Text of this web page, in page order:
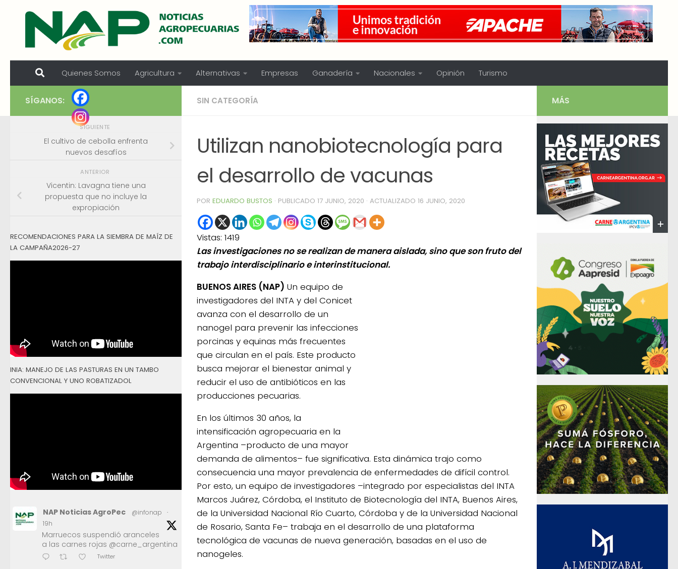
Skip to content
Quienes Somos Agricultura Alternativas Empresas Ganadería Nacionales Opinión Turismo
SIN CATEGORÍA
Utilizan nanobiotecnología para
el desarrollo de vacunas
POR EDUARDO BUSTOS · PUBLICADO 17 JUNIO, 2020 · ACTUALIZADO 16 JUNIO, 2020
Vistas: 1419
Las investigaciones no se realizan de manera aislada, sino que son fruto del
trabajo interdisciplinario e interinstitucional.
BUENOS AIRES (NAP) Un equipo de
investigadores del INTA y del Conicet
avanza con el desarrollo de un
nanogel para prevenir las infecciones
porcinas y equinas más frecuentes
que circulan en el país. Este producto
busca mejorar el bienestar animal y
reducir el uso de antibióticos en las
producciones pecuarias.
En los últimos 30 años, la
intensificación agropecuaria en la
Argentina –producto de una mayor
demanda de alimentos– fue significativa. Esta dinámica trajo como
consecuencia una mayor prevalencia de enfermedades de difícil control.
Por esto, un equipo de investigadores –integrado por especialistas del INTA
Marcos Juárez, Córdoba, el Instituto de Biotecnología del INTA, Buenos Aires,
de la Universidad Nacional Río Cuarto, Córdoba y de la Universidad Nacional
de Rosario, Santa Fe– trabaja en el desarrollo de una plataforma
tecnológica de vacunas de nueva generación, basadas en el uso de
nanogeles.
SÍGANOS:
SIGUIENTE
El cultivo de cebolla enfrenta
nuevos desafíos
ANTERIOR
Vicentin: Lavagna tiene una
propuesta que no incluye la
expropiación
RECOMENDACIONES PARA LA SIEMBRA DE MAÍZ DE
LA CAMPAÑA2026-27
INIA: MANEJO DE LAS PASTURAS EN UN TAMBO
CONVENCIONAL Y UNO ROBATIZADOL
NAP Noticias AgroPec @infonap
·
19h
Marruecos suspendió aranceles
a las carnes rojas @carne_argentina
Twitter
MÁS